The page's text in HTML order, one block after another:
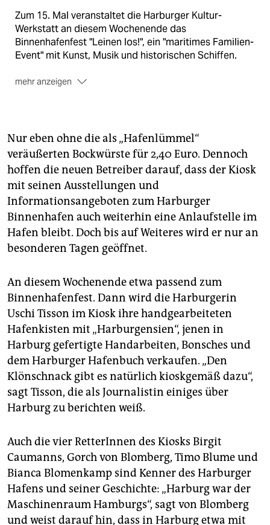
Zum 15. Mal veranstaltet die Harburger Kultur-
Werkstatt an diesem Wochenende das
Binnenhafenfest "Leinen los!", ein "maritimes Familien-
Event" mit Kunst, Musik und historischen Schiffen.
mehr anzeigen
Beim Infomarktplatz präsentieren sich verschiedene
Harburger Initiativen.
Einen Shuttle-Servicefür die Besucherinnen gibt es
auf dem Gelände und an den Landungsbrücken.
Nur eben ohne die als „Hafenlümmel“
veräußerten Bockwürste für 2,40 Euro. Dennoch
hoffen die neuen Betreiber darauf, dass der Kiosk
mit seinen Ausstellungen und
Informationsangeboten zum Harburger
Binnenhafen auch weiterhin eine Anlaufstelle im
Hafen bleibt. Doch bis auf Weiteres wird er nur an
besonderen Tagen geöffnet.
An diesem Wochenende etwa passend zum
Binnenhafenfest. Dann wird die Harburgerin
Uschi Tisson im Kiosk ihre handgearbeiteten
Hafenkisten mit „Harburgensien“, jenen in
Harburg gefertigte Handarbeiten, Bonsches und
dem Harburger Hafenbuch verkaufen. „Den
Klönschnack gibt es natürlich kioskgemäß dazu“,
sagt Tisson, die als Journalistin einiges über
Harburg zu berichten weiß.
Auch die vier RetterInnen des Kiosks Birgit
Caumanns, Gorch von Blomberg, Timo Blume und
Bianca Blomenkamp sind Kenner des Harburger
Hafens und seiner Geschichte: „Harburg war der
Maschinenraum Hamburgs“, sagt von Blomberg
und weist darauf hin, dass in Harburg etwa mit